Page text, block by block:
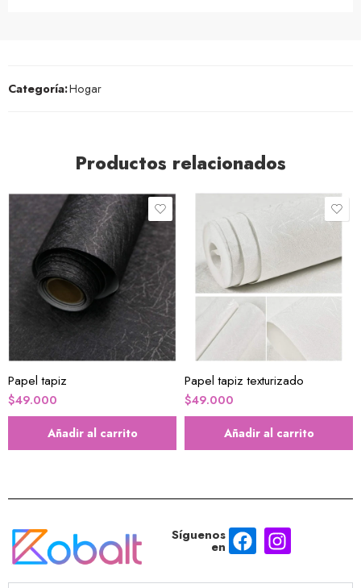
Categoría:Hogar
Productos relacionados
Papel tapiz
$49.000
Añadir al carrito
Papel tapiz texturizado
$49.000
Añadir al carrito
Síguenos
en